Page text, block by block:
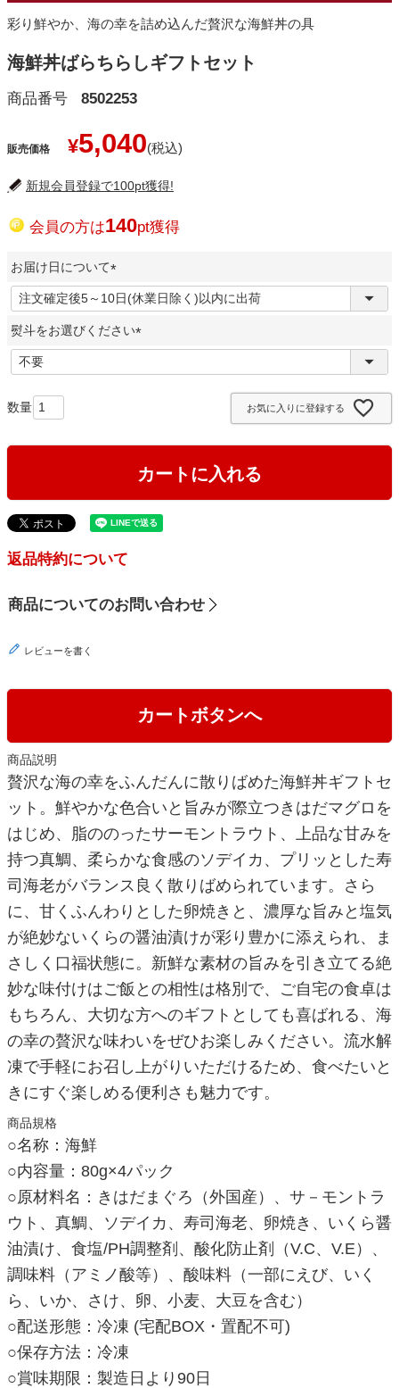
カートボタンへ
商品説明
贅沢な海の幸をふんだんに散りばめた海鮮丼ギフトセ
ット。鮮やかな色合いと旨みが際立つきはだマグロを
はじめ、脂ののったサーモントラウト、上品な甘みを
持つ真鯛、柔らかな食感のソデイカ、プリッとした寿
司海老がバランス良く散りばめられています。さら
に、甘くふんわりとした卵焼きと、濃厚な旨みと塩気
が絶妙ないくらの醤油漬けが彩り豊かに添えられ、ま
さしく口福状態に。新鮮な素材の旨みを引き立てる絶
妙な味付けはご飯との相性は格別で、ご自宅の食卓は
もちろん、大切な方へのギフトとしても喜ばれる、海
の幸の贅沢な味わいをぜひお楽しみください。流水解
凍で手軽にお召し上がりいただけるため、食べたいと
きにすぐ楽しめる便利さも魅力です。
商品規格
○名称：海鮮
○内容量：80g×4パック
○原材料名：きはだまぐろ（外国産）、サ－モントラ
ウト、真鯛、ソデイカ、寿司海老、卵焼き、いくら醤
油漬け、食塩/PH調整剤、酸化防止剤（V.C、V.E）、
調味料（アミノ酸等）、酸味料（一部にえび、いく
ら、いか、さけ、卵、小麦、大豆を含む）
○配送形態：冷凍 (宅配BOX・置配不可)
○保存方法：冷凍
○賞味期限：製造日より90日
彩り鮮やか、海の幸を詰め込んだ贅沢な海鮮丼の具
海鮮丼ばらちらしギフトセット
商品番号 8502253
販売価格 ¥5,040
新規会員登録で100pt獲得!
会員の方は140pt獲得
お届け日について
(
必
須
)
熨斗をお選びください
必
お気に入りに登録する
カートに入れる
返品特約について
商品についてのお問い合わせ
レビューを書く